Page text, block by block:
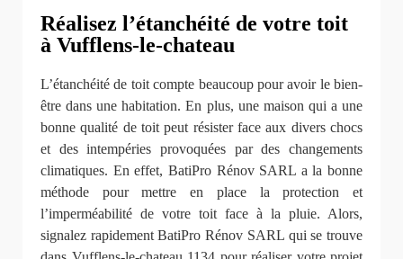
Réalisez l’étanchéité de votre toit
à Vufflens-le-chateau
L’étanchéité de toit compte beaucoup pour avoir le bien-
être dans une habitation. En plus, une maison qui a une
bonne qualité de toit peut résister face aux divers chocs
et des intempéries provoquées par des changements
climatiques. En effet, BatiPro Rénov SARL a la bonne
méthode pour mettre en place la protection et
l’imperméabilité de votre toit face à la pluie. Alors,
signalez rapidement BatiPro Rénov SARL qui se trouve